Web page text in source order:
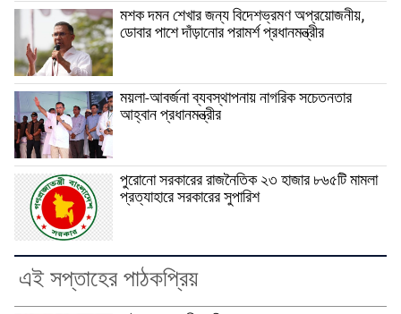
মশক দমন শেখার জন্য বিদেশভ্রমণ অপ্রয়োজনীয়,
ডোবার পাশে দাঁড়ানোর পরামর্শ প্রধানমন্ত্রীর
ময়লা-আবর্জনা ব্যবস্থাপনায় নাগরিক সচেতনতার
আহ্বান প্রধানমন্ত্রীর
পুরোনো সরকারের রাজনৈতিক ২৩ হাজার ৮৬৫টি মামলা
প্রত্যাহারে সরকারের সুপারিশ
এই সপ্তাহের পাঠকপ্রিয়